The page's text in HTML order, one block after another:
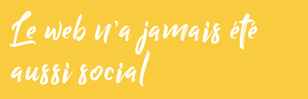
Le web n’a jamais été
aussi social